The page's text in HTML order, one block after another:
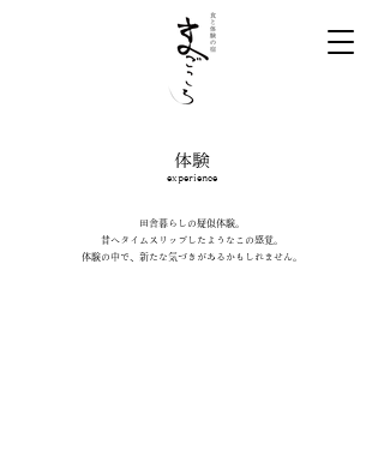
​体験
experience
田舎暮らしの疑似体験。
昔へタイムスリップしたようなこの感覚。
体験の中で、新たな気づきがあるかもしれません。